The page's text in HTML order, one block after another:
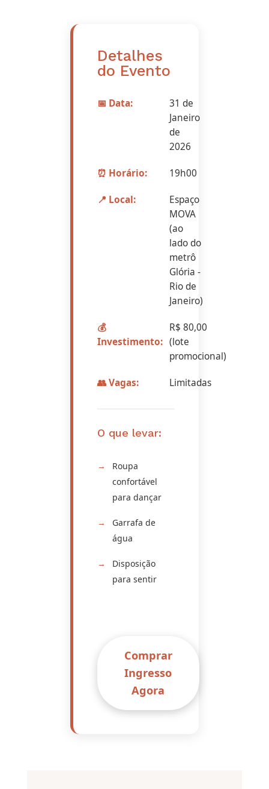
Detalhes
do Evento
📅 Data:
31 de
Janeiro
de
2026
⏰ Horário: 19h00
📍 Local:
Espaço
MOVA
(ao
lado do
metrô
Glória -
Rio de
Janeiro)
💰
Investimento:
R$ 80,00
(lote
promocional)
👥 Vagas: Limitadas
O que levar:
Roupa
confortável
para dançar
Garrafa de
água
Disposição
para sentir
Comprar
Ingresso
Agora